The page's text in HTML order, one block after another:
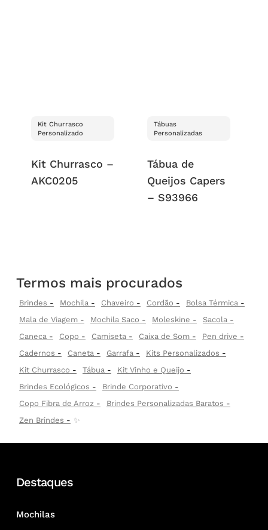
Kit Churrasco
Personalizado
Kit Churrasco –
AKC0205
Tábuas
Personalizadas
Tábua de
Queijos Capers
– S93966
Termos mais procurados
Brindes Mochila Chaveiro Cordão
Bolsa Térmica
Mala de Viagem
Mochila Saco Moleskine
Sacola
Caneca
Copo Camiseta Caixa de Som
Pen drive
Cadernos
Caneta Garrafa
Kits Personalizados
Kit Churrasco
Tábua
Kit Vinho e Queijo
Brindes Ecológicos
Brinde Corporativo
Copo Fibra de Arroz
Brindes Personalizadas Baratos
Zen Brindes
✨
Destaques
Mochilas